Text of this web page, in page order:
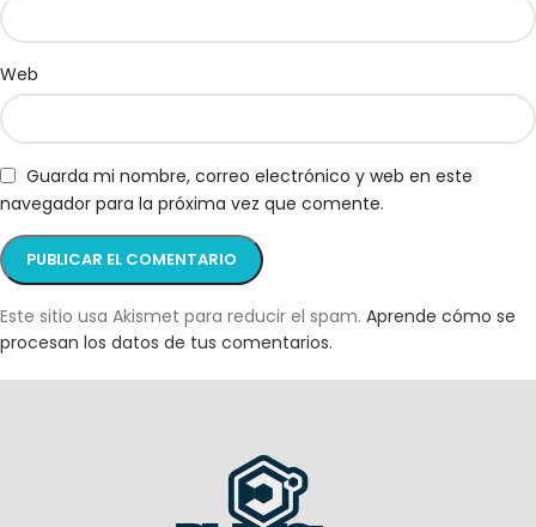
Web
Guarda mi nombre, correo electrónico y web en este
navegador para la próxima vez que comente.
Este sitio usa Akismet para reducir el spam. Aprende cómo se
procesan los datos de tus comentarios.